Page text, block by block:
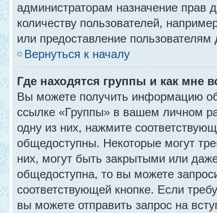
администраторам назначение прав
количеству пользователей,
или предоставление
Вернуться к началу
Где находятся группы и как мне
Вы можете получить информацию
ссылке «Группы» в вашем личном
одну из них, нажмите
общедоступны. Некоторые могут
них, могут быть закрытыми или
общедоступна, то вы можете
соответствующей кнопке. Если
вы можете отправить запрос на